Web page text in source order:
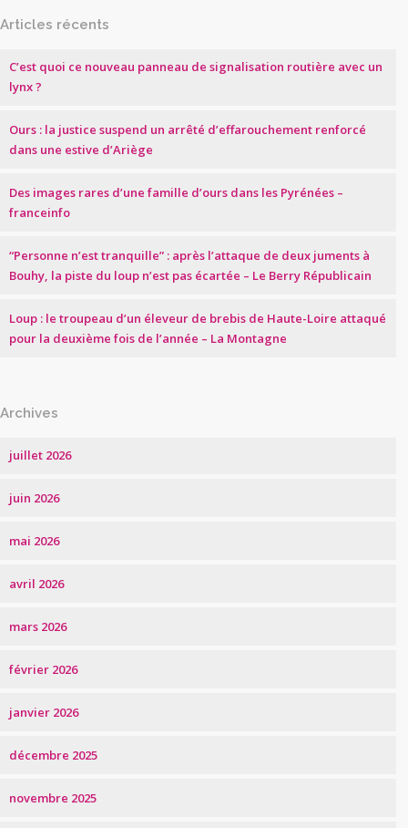
Articles récents
C’est quoi ce nouveau panneau de signalisation routière avec un
lynx ?
Ours : la justice suspend un arrêté d’effarouchement renforcé
dans une estive d’Ariège
Des images rares d’une famille d’ours dans les Pyrénées –
franceinfo
“Personne n’est tranquille” : après l’attaque de deux juments à
Bouhy, la piste du loup n’est pas écartée – Le Berry Républicain
Loup : le troupeau d’un éleveur de brebis de Haute-Loire attaqué
pour la deuxième fois de l’année – La Montagne
Archives
juillet 2026
juin 2026
mai 2026
avril 2026
mars 2026
février 2026
janvier 2026
décembre 2025
novembre 2025